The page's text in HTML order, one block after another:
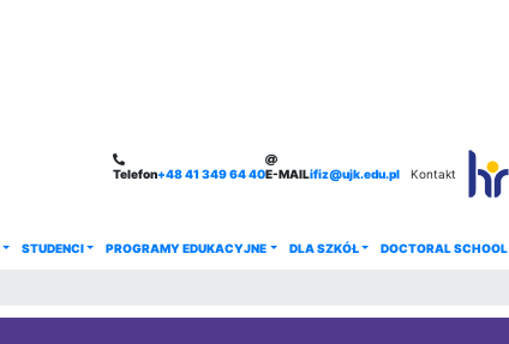
Telefon+48 41 349 64 40E-MAILifiz@ujk.edu.pl Kontakt
STUDENCI PROGRAMY EDUKACYJNE DLA SZKÓŁ DOCTORAL SCHOOL